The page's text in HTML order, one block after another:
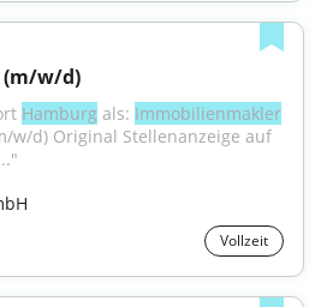
(m/w/d)
Hamburg als: Immobilienmakler
w/d) Original Stellenanzeige auf
Vollzeit